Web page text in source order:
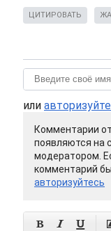
ЦИТИРОВАТЬ
или
Комментарии
появляются на
модератором.
комментарий
авторизуйтесь
  